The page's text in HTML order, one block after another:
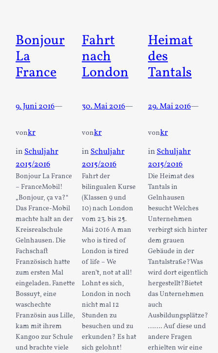
Bonjour
La
France
9. Juni 2016—
vonkr
in Schuljahr
2015/2016
Bonjour La France
– FranceMobil!
„Bonjour, ça va?“
Das France-Mobil
machte halt an der
Kreisrealschule
Gelnhausen. Die
Fachschaft
Französisch hatte
zum ersten Mal
eingeladen. Fanette
Bossuyt, eine
waschechte
Französin aus Lille,
kam mit ihrem
Kangoo zur Schule
und brachte viele
Fahrt
nach
London
30. Mai 2016—
vonkr
in Schuljahr
2015/2016
Fahrt der
bilingualen Kurse
(Klassen 9 und
10) nach London
vom 23. bis 25.
Mai 2016 A man
who is tired of
London is tired
of life – We
aren’t, not at all!
Lohnt es sich,
London in noch
nicht mal 12
Stunden zu
besuchen und zu
erkunden? Es hat
sich gelohnt!
Heimat
des
Tantals
29. Mai 2016—
vonkr
in Schuljahr
2015/2016
Die Heimat des
Tantals in
Gelnhausen
besucht Welches
Unternehmen
verbirgt sich hinter
dem grauen
Gebäude in der
Tantalstraße?Was
wird dort eigentlich
hergestellt?Bietet
das Unternehmen
auch
Ausbildungsplätze?
……. Auf diese und
andere Fragen
erhielten wir eine